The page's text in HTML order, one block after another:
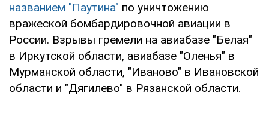
названием "Паутина" по уничтожению
вражеской бомбардировочной авиации в
России. Взрывы гремели на авиабазе "Белая"
в Иркутской области, авиабазе "Оленья" в
Мурманской области, "Иваново" в Ивановской
области и "Дягилево" в Рязанской области.